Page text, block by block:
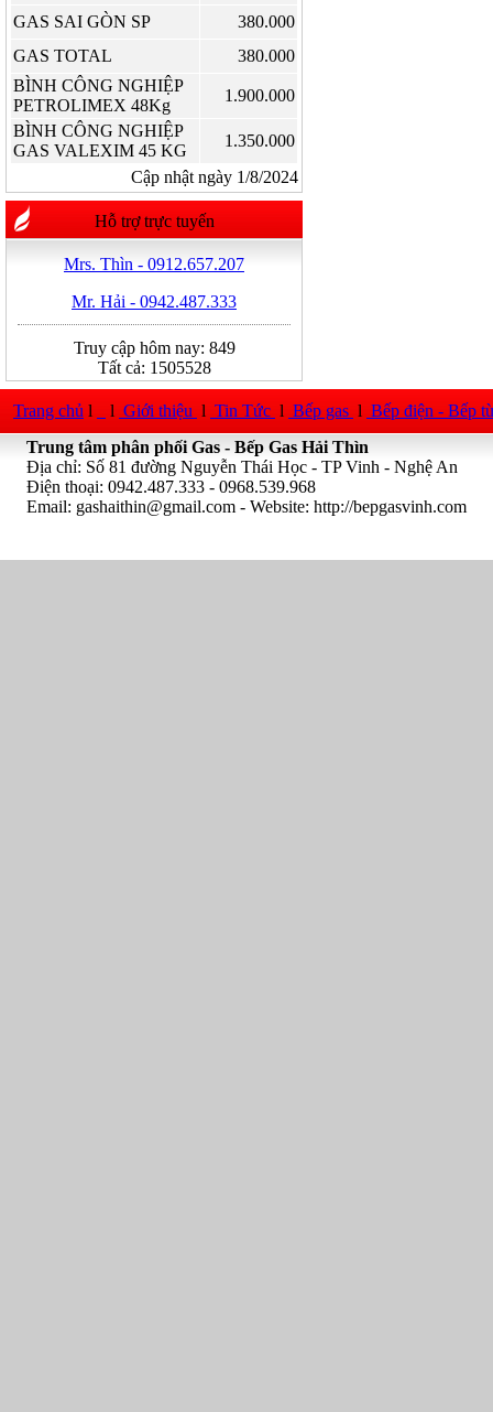
GAS SAI GÒN SP
380.000
GAS TOTAL
380.000
BÌNH CÔNG NGHIỆP
PETROLIMEX 48Kg
1.900.000
BÌNH CÔNG NGHIỆP
GAS VALEXIM 45 KG
1.350.000
Cập nhật ngày 1/8/2024
Hỗ trợ trực tuyến
Mrs. Thìn - 0912.657.207
Mr. Hải - 0942.487.333
Truy cập hôm nay: 849
Tất cả: 1505528
Trang chủ l l Giới thiệu l Tin Tức l Bếp gas l Bếp điện - Bếp
Trung tâm phân phối Gas - Bếp Gas Hải Thìn
Địa chỉ: Số 81 đường Nguyễn Thái Học - TP Vinh - Nghệ An
Điện thoại: 0942.487.333 - 0968.539.968
Email: gashaithin@gmail.com - Website: http://bepgasvinh.com